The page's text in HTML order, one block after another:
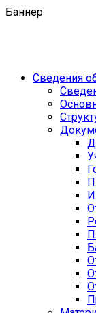
Баннер
Сведения